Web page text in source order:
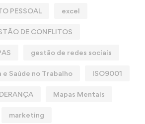
PESSOAL excel
DE CONFLITOS
gestão de redes sociais
e Saúde no Trabalho ISO9001
Mapas Mentais
marketing